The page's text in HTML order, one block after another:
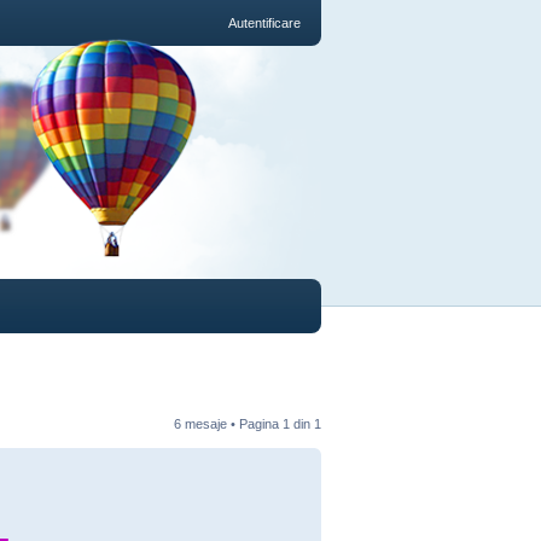
Autentificare
6 mesaje • Pagina 1 din 1